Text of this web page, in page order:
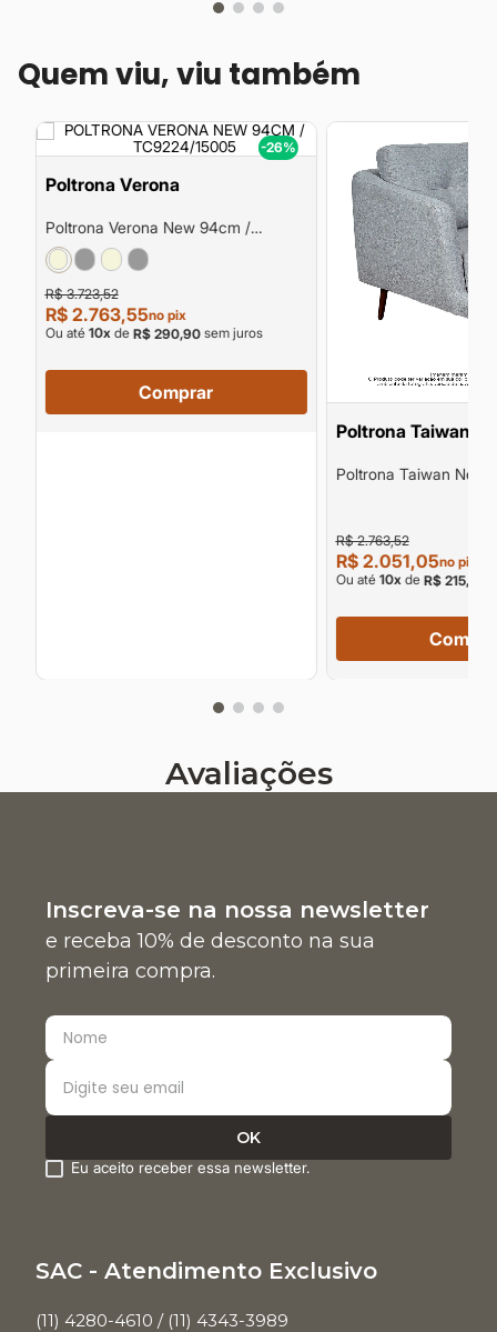
Quem viu, viu também
-26%
Poltrona Verona
Poltrona Verona New 94cm /
Tc9224/15005
R$ 3.723,52
R$ 2.763,55no pix
Ou até 10xde R$ 290,90sem juros
Comprar
Poltrona Taiwan
Poltrona Taiwan New
R$ 2.763,52
R$ 2.051,05no pix
Ou até 10xde R$ 215,90
Avaliações
Inscreva-se na nossa newsletter
e receba 10% de desconto na sua
primeira compra.
Eu aceito receber essa newsletter.
SAC - Atendimento Exclusivo
(11) 4280-4610 / (11) 4343-3989